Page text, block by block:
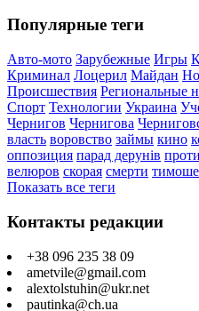
Популярные теги
Авто-мото Зарубежные Игры
Криминал Лоцерил Майдан
Происшествия Региональные
Спорт Технологии Украина
Чернигов Чернигова
власть воровство займы кино
оппозиция парад дерунів
велюров скорая смерти
Показать все теги
Контакты редакции
+38 096 235 38 09
ametvile@gmail.com
alextolstuhin@ukr.net
pautinka@ch.ua